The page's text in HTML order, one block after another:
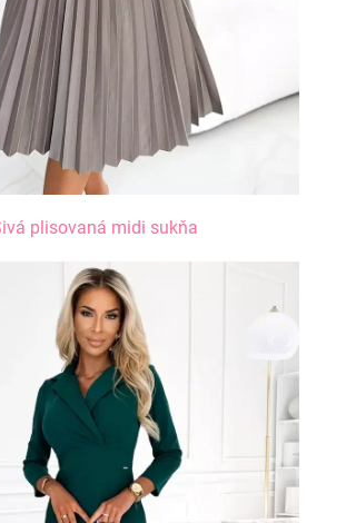
plisovaná midi sukňa